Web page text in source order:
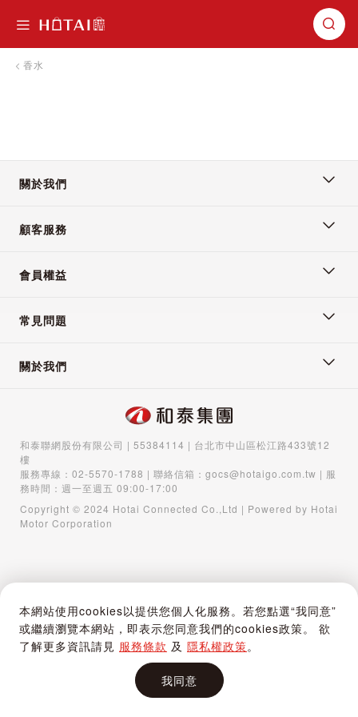
本網站使用cookies以提供您個人化服務。若您點選“我同意”
或繼續瀏覽本網站，即表示您同意我們的cookies政策。 欲
了解更多資訊請見 服務條款 及 隱私權政策。
我同意
購物車
香水
關於我們
顧客服務
會員權益
常見問題
關於我們
和泰聯網股份有限公司 | 55384114 | 台北市中山區松江路433號12
樓
服務專線： 02-5570-1788 | 聯絡信箱： gocs@hotaigo.com.tw | 服
務時間：週一至週五 09:00-17:00
Copyright © 2024 Hotai Connected Co.,Ltd | Powered by Hotai
Motor Corporation